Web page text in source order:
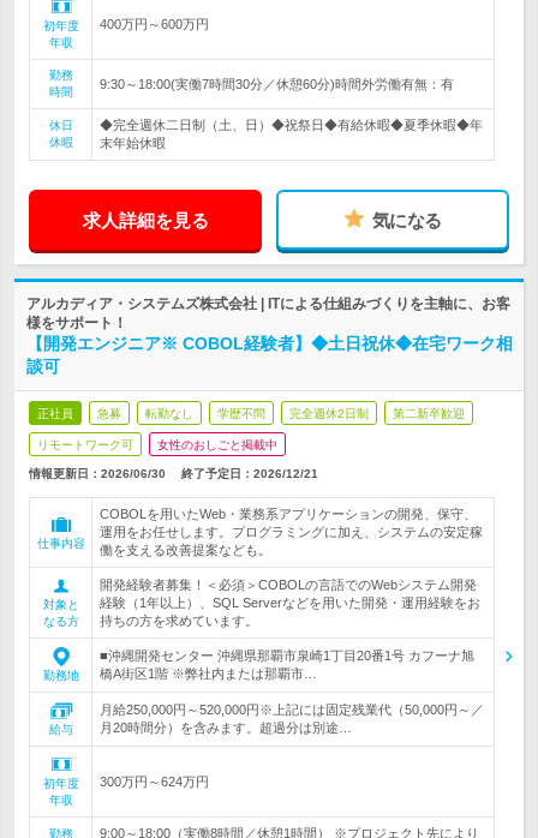
初年度
年収
400万円～600万円
勤務
時間
9:30～18:00(実働7時間30分／休憩60分)時間外労働有無：有
休日
休暇
◆完全週休二日制（土、日）◆祝祭日◆有給休暇◆夏季休暇◆年
末年始休暇
求人詳細を見る 気になる
アルカディア・システムズ株式会社 | ITによる仕組みづくりを主軸に、お客
様をサポート！
【開発エンジニア※ COBOL経験者】◆土日祝休◆在宅ワーク相
談可
正社員 急募 転勤なし 学歴不問 完全週休2日制 第二新卒歓迎
リモートワーク可 女性のおしごと掲載中
情報更新日：2026/06/30 終了予定日： 2026/12/21
仕事内容
COBOLを用いたWeb・業務系アプリケーションの開発、保守、
運用をお任せします。プログラミングに加え、システムの安定稼
働を支える改善提案なども。
対象と
なる方
開発経験者募集！＜必須＞COBOLの言語でのWebシステム開発
経験（1年以上）、SQL Serverなどを用いた開発・運用経験をお
持ちの方を求めています。
勤務地
■沖縄開発センター 沖縄県那覇市泉崎1丁目20番1号 カフーナ旭
橋A街区1階 ※弊社内または那覇市…
給与
月給250,000円～520,000円※上記には固定残業代（50,000円～／
月20時間分）を含みます。超過分は別途…
初年度
年収
300万円～624万円
勤務 9:00～18:00（実働8時間／休憩1時間） ※プロジェクト先により